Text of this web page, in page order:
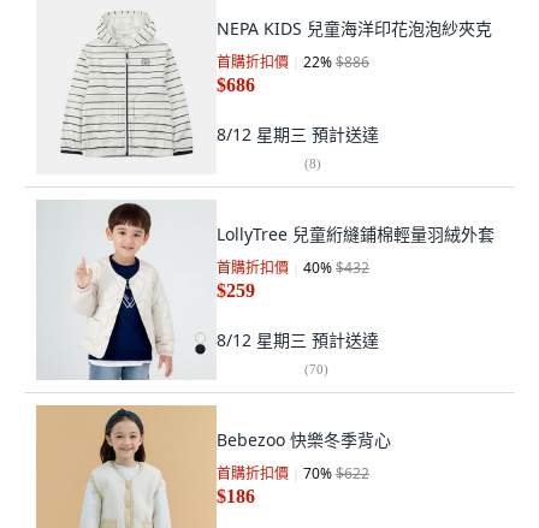
NEPA KIDS 兒童海洋印花泡泡紗夾克
首購折扣價 22%$886
$686
8/12 星期三 預計送達
(8)
LollyTree 兒童絎縫鋪棉輕量羽絨外套
首購折扣價 40%$432
$259
8/12 星期三 預計送達
(70)
Bebezoo 快樂冬季背心
首購折扣價 70%$622
$186